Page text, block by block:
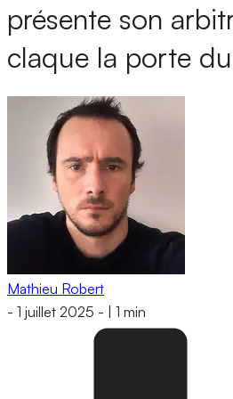
présente son
claque la porte
Mathieu Robert
- 1 juillet 2025 - 1 min